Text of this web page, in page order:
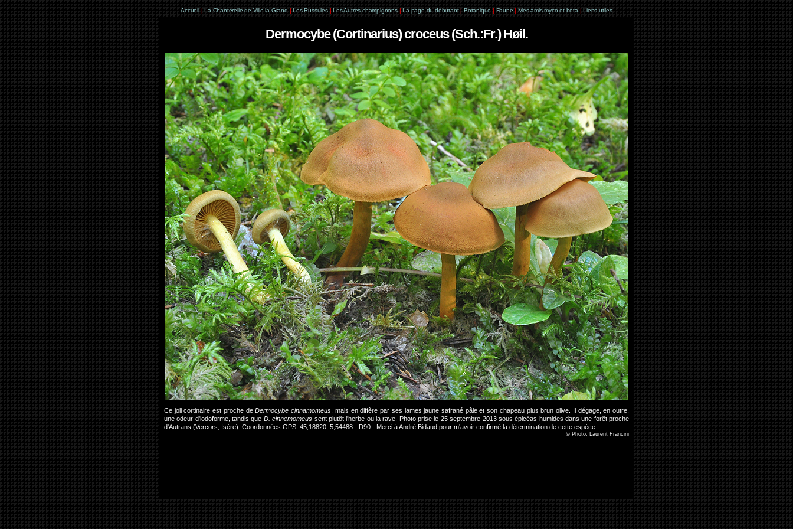
Accueil | La Chanterelle de Ville-la-Grand | Les Russules | Les Autres champignons | La page du débutant | Botanique | Faune | Mes amis myco et bota | Liens utiles
Dermocybe (Cortinarius) croceus (Sch.:Fr.) Høil.
Ce joli cortinaire est proche deDermocybe cinnamomeus , mais en diffère par ses lames jaune safrané pâle et son chapeau plus brun olive. Il dégage, en outre,
une odeur d'iodoforme, tandis que D. cinnemomeus sent plutôt l'herbe ou la rave. Photo prise le 25 septembre 2013 sous épicéas humides dans une forêt proche
d'Autrans (Vercors, Isère). Coordonnées GPS: 45,18820, 5,54488 - D90 - Merci à André Bidaud pour m'avoir confirmé la détermination de cette espèce.
© Photo: Laurent Francini